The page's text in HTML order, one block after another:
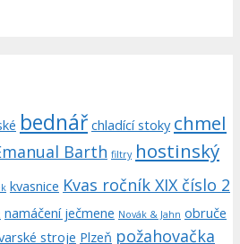
bednář chladící stoky chmel
Barth filtry hostinský
kvasnice Kvas ročník XIX číslo 2
namáčení ječmene Novák & Jahn obruče
stroje Plzeň požahovačka